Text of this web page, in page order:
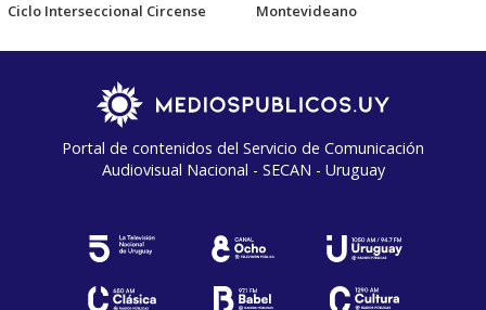
Ciclo Interseccional Circense Montevideano
Portal de contenidos del Servicio de Comunicación
Audiovisual Nacional - SECAN - Uruguay